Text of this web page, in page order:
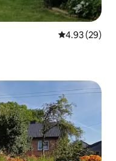
Calificación
4.93 (29)